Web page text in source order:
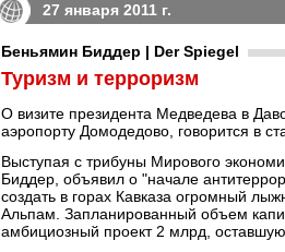
27 января 2011 г.
Беньямин Биддер | Der Spiegel
Туризм и терроризм
О визите президента Медведева в
аэропорту Домодедово, говорится в
Выступая с трибуны Мирового
Биддер, объявил о "начале
создать в горах Кавказа огромный
Альпам. Запланированный объем
амбициозный проект 2 млрд,